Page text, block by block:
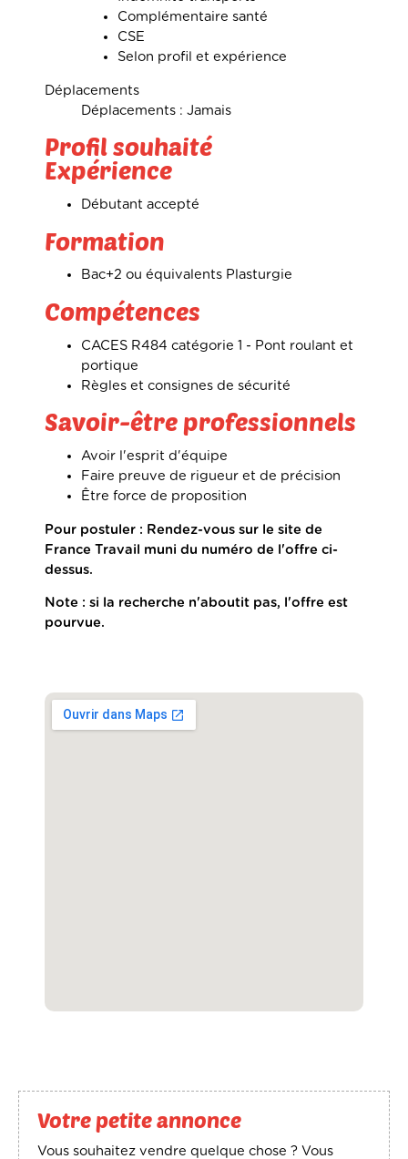
Complémentaire santé
CSE
Selon profil et expérience
Déplacements
Déplacements : Jamais
Profil souhaité
Expérience
Débutant accepté
Formation
Bac+2 ou équivalents Plasturgie
Compétences
CACES R484 catégorie 1 - Pont roulant et
portique
Règles et consignes de sécurité
Savoir-être professionnels
Avoir l'esprit d'équipe
Faire preuve de rigueur et de précision
Être force de proposition
Pour postuler : Rendez-vous sur le site de
France Travail muni du numéro de l'offre ci-
dessus.
Note : si la recherche n'aboutit pas, l'offre est
pourvue.
Votre petite annonce
Vous souhaitez vendre quelque chose ? Vous